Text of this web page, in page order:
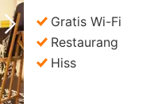
Nästa bild
Gratis Wi-Fi
Restaurang
Hiss